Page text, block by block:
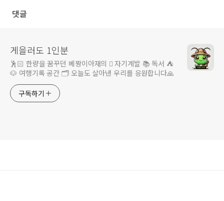
댓글
게을러도 1인분
🕺🏻 한량을 꿈꾸던 베짱이아재의 🪏 자기계발 📚 독서 ⛺️
🐶 여행기록 공간 🗂️ 오늘도 살아낸 우리를 응원합니다🙏
구독하기